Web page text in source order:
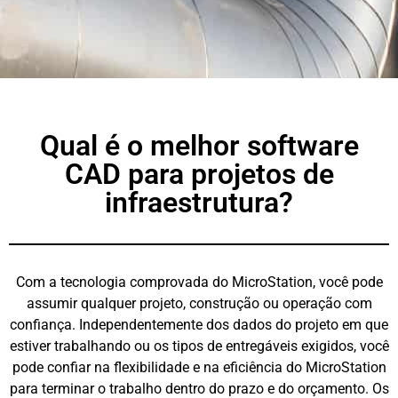
Qual é o melhor software
CAD para projetos de
infraestrutura?
Com a tecnologia comprovada do MicroStation, você pode
assumir qualquer projeto, construção ou operação com
confiança. Independentemente dos dados do projeto em que
estiver trabalhando ou os tipos de entregáveis exigidos, você
pode confiar na flexibilidade e na eficiência do MicroStation
para terminar o trabalho dentro do prazo e do orçamento. Os